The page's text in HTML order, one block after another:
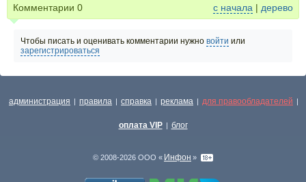
Комментарии 0 с начала | дерево
Чтобы писать и оценивать комментарии нужно войти или
зарегистрироваться
администрация | правила | справка | реклама | для правообладателей |
оплата VIP | блог
© 2008-2026 ООО « Инфон »